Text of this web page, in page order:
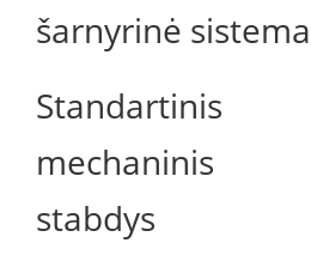
šarnyrinė sistema
Standartinis
mechaninis
stabdys